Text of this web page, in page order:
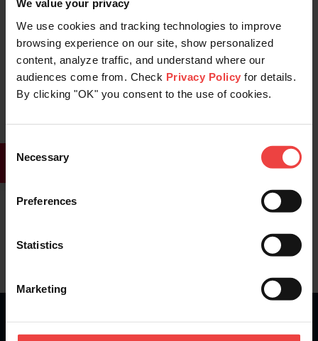
We value your privacy
We use cookies and tracking technologies to improve
browsing experience on our site, show personalized
content, analyze traffic, and understand where our
audiences come from. Check Privacy Policy for details.
By clicking "OK" you consent to the use of cookies.
Consent
Selection
Necessary
Preferences
Statistics
Marketing
38 0
Stay informed of product updates, industry news,
and other important alerts.